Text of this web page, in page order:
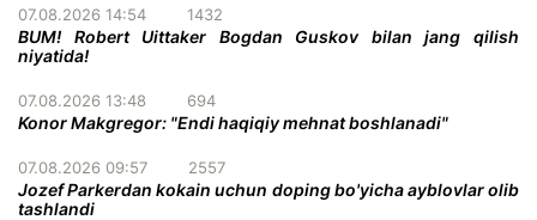
07.08.2026 14:54 1432
BUM! Robert Uittaker Bogdan Guskov bilan jang qilish
niyatida!
07.08.2026 13:48 694
Konor Makgregor: "Endi haqiqiy mehnat boshlanadi"
07.08.2026 09:57 2557
Jozef Parkerdan kokain uchun doping bo'yicha ayblovlar olib
tashlandi